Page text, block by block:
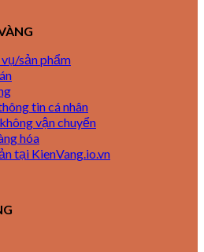
sản phẩm
tin cá nhân
vận chuyển
hóa
tại KienVang.io.vn